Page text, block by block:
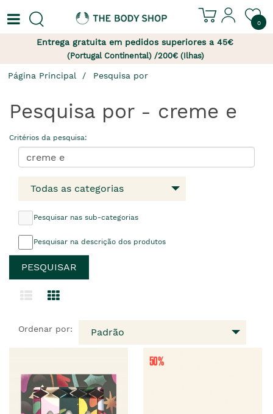
0
Entrega gratuita em pedidos superiores a 45€
(Portugal Continental) /200€ (Ilhas)
Página Principal Pesquisa por
Pesquisa por - creme e
Critérios da pesquisa:
Todas as categorias
Pesquisar nas sub-categorias
Pesquisar na descrição dos produtos
Ordenar por: Padrão